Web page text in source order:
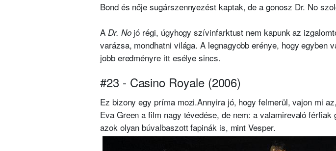
Bond és nője sugárszennyezést kaptak, de a gonosz Dr. No
A Dr. No jó régi, úgyhogy szívinfarktust nem kapunk az
varázsa, mondhatni világa. A legnagyobb erénye, hogy
jobb eredményre itt esélye sincs.
#23 - Casino Royale (2006)
Ez bizony egy príma mozi.Annyira jó, hogy felmerül, vajon mi
Eva Green a film nagy tévedése, de nem: a valamirevaló
azok olyan búvalbaszott fapinák is, mint Vesper.